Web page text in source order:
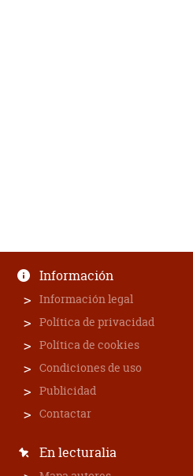
Información
Información legal
Política de privacidad
Política de cookies
Condiciones de uso
Publicidad
Contactar
En lecturalia